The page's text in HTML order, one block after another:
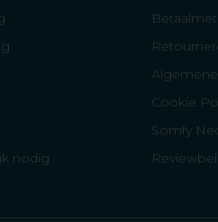
Cookie
Somfy
nodig